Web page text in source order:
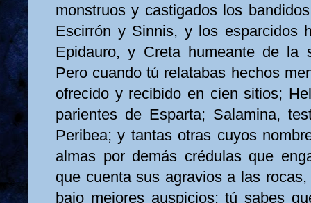
monstruos y castigados los
Escirrón y Sinnis, y los esparcidos
Epidauro, y Creta humeante de la
Pero cuando tú relatabas hechos
ofrecido y recibido en cien sitios;
parientes de Esparta; Salamina,
Peribea; y tantas otras cuyos
almas por demás crédulas que
que cuenta sus agravios a las
bajo mejores auspicios; tú sabes